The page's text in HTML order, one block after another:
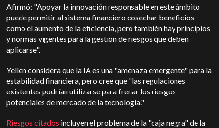
Afirmó: "Apoyar la innovación responsable en este ámbito
puede permitir al sistema financiero cosechar beneficios
como el aumento de la eficiencia, pero también hay principios
y normas vigentes para la gestión de riesgos que deben
aplicarse".
Yellen considera que la IA es una "amenaza emergente" para la
estabilidad financiera, pero cree que "las regulaciones
existentes podrían utilizarse para frenar los riesgos
potenciales de mercado de la tecnología."
Riesgos citados incluyen el problema de la "caja negra" de la